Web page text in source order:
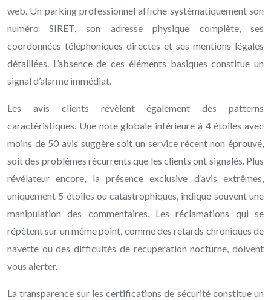
web. Un parking professionnel affiche systématiquement son
numéro SIRET, son adresse physique complète, ses
coordonnées téléphoniques directes et ses mentions légales
détaillées. L’absence de ces éléments basiques constitue un
signal d’alarme immédiat.
Les avis clients révèlent également des patterns
caractéristiques. Une note globale inférieure à 4 étoiles avec
moins de 50 avis suggère soit un service récent non éprouvé,
soit des problèmes récurrents que les clients ont signalés. Plus
révélateur encore, la présence exclusive d’avis extrêmes,
uniquement 5 étoiles ou catastrophiques, indique souvent une
manipulation des commentaires. Les réclamations qui se
répètent sur un même point, comme des retards chroniques de
navette ou des difficultés de récupération nocturne, doivent
vous alerter.
La transparence sur les certifications de sécurité constitue un